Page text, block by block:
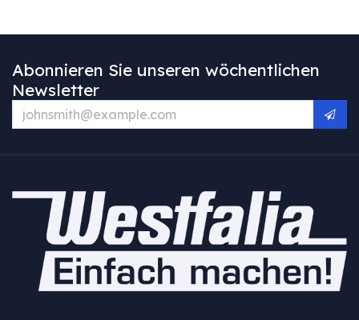
Abonnieren Sie unseren wöchentlichen
Newsletter